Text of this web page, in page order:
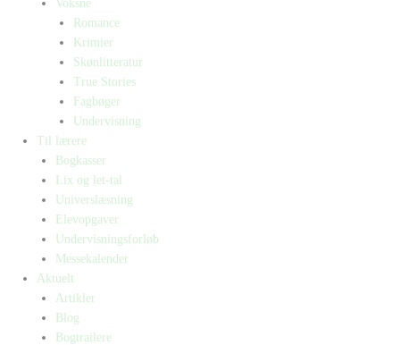
Voksne
Romance
Krimier
Skønlitteratur
True Stories
Fagbøger
Undervisning
Til lærere
Bogkasser
Lix og let-tal
Universlæsning
Elevopgaver
Undervisningsforløb
Messekalender
Aktuelt
Artikler
Blog
Bogtrailere